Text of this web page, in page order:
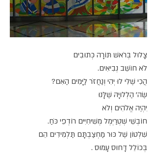
צָלוּל בְּרֹאשׁ תּוֹרָה כְּתוּבִים
לֹא חוֹשֵׁב נְבִיאִים.
הֲכִי שֶׁלִּי לוּ יְהִי וְנַחֲזֹר לַיָּמִים הַאִם?
שֶׂה' הַלְלוּיָהּ שֶׁלָּנוּ
יִהְיֶה אֱלֹהִים וְלֹא
חוֹבְשֵׁי שְׁטְרַיְמְל מְשִׁיחִיִּים רוֹדְפֵי כֹּחַ.
שִׁלְטוֹן שֶׁל כּוּר מַחְצַבְתָּם תַּלְמִידִים הֵם
בְּכוֹלֵל דָּחוּס עָמוּס .